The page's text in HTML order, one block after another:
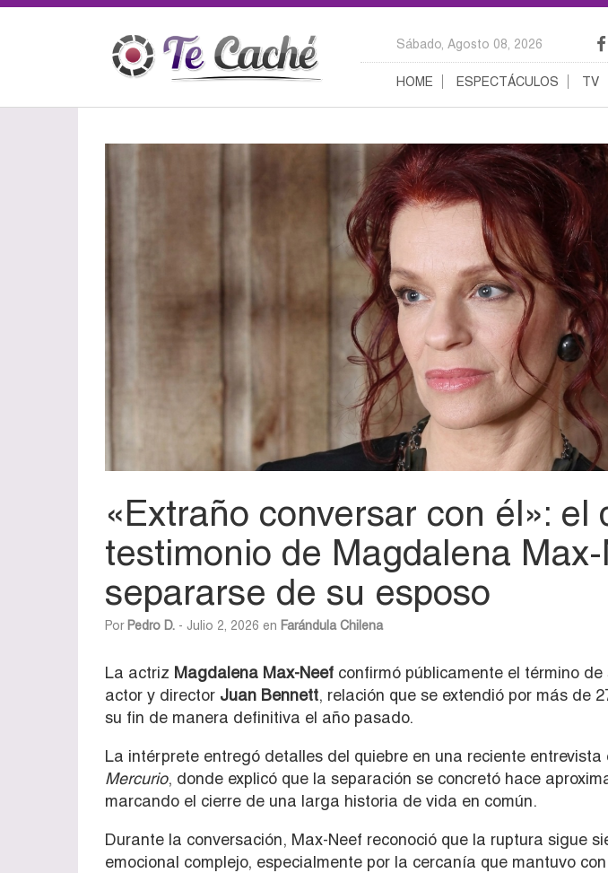
Sábado, Agosto 08, 2026
HOME ESPECTÁCULOS TV
«Extraño conversar con él»: el
testimonio de Magdalena
separarse de su esposo
Por Pedro D. - Julio 2, 2026 en Farándula Chilena
La actriz Magdalena Max-Neef confirmó públicamente el término
actor y director Juan Bennett, relación que se extendió por más de
su fin de manera definitiva el año pasado.
La intérprete entregó detalles del quiebre en una reciente entrevista
Mercurio, donde explicó que la separación se concretó hace
marcando el cierre de una larga historia de vida en común.
Durante la conversación, Max-Neef reconoció que la ruptura sigue
emocional complejo, especialmente por la cercanía que mantuvo